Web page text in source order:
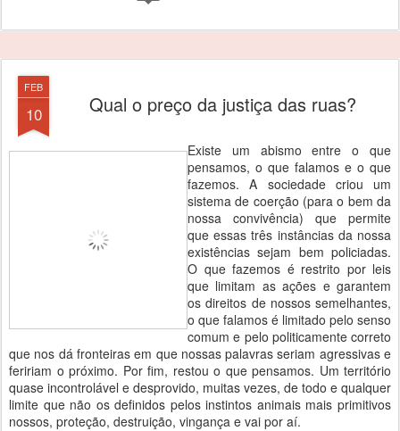
FEB
10 Qual o preço da justiça das ruas?
Existe um abismo entre o que
pensamos, o que falamos e o que
fazemos. A sociedade criou um
sistema de coerção (para o bem da
nossa convivência) que permite
que essas três instâncias da nossa
existências sejam bem policiadas.
O que fazemos é restrito por leis
que limitam as ações e garantem
os direitos de nossos semelhantes,
o que falamos é limitado pelo senso
comum e pelo politicamente correto
que nos dá fronteiras em que nossas palavras seriam agressivas e
feririam o próximo. Por fim, restou o que pensamos. Um território
quase incontrolável e desprovido, muitas vezes, de todo e qualquer
limite que não os definidos pelos instintos animais mais primitivos
nossos, proteção, destruição, vingança e vai por aí.